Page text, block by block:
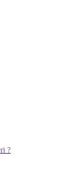
?